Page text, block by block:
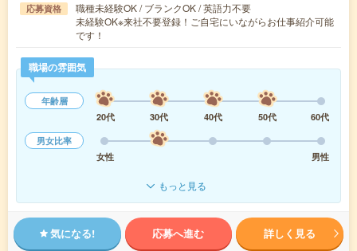
応募資格
職種未経験OK / ブランクOK / 英語力不要
未経験OK※来社不要登録！ご自宅にいながらお仕事紹介可能
です！
職場の雰囲気
年齢層
20代
30代 40代 50代
60代
男女比率
女性
男性
もっと見る
気になる! 応募へ進む 詳しく見る